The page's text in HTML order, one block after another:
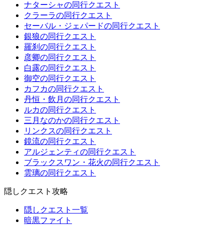
ナターシャの同行クエスト
クラーラの同行クエスト
セーバル・ジェパードの同行クエスト
銀狼の同行クエスト
羅刹の同行クエスト
彦卿の同行クエスト
白露の同行クエスト
御空の同行クエスト
カフカの同行クエスト
丹恒・飲月の同行クエスト
ルカの同行クエスト
三月なのかの同行クエスト
リンクスの同行クエスト
鏡流の同行クエスト
アルジェンティの同行クエスト
ブラックスワン・花火の同行クエスト
雲璃の同行クエスト
隠しクエスト攻略
隠しクエスト一覧
暗黒ファイト